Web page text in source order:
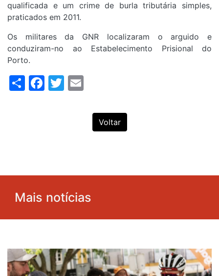
qualificada e um crime de burla tributária simples,
praticados em 2011.
Os militares da GNR localizaram o arguido e
conduziram-no ao Estabelecimento Prisional do
Porto.
ShareFacebook
Twitter
Voltar
Mais notícias